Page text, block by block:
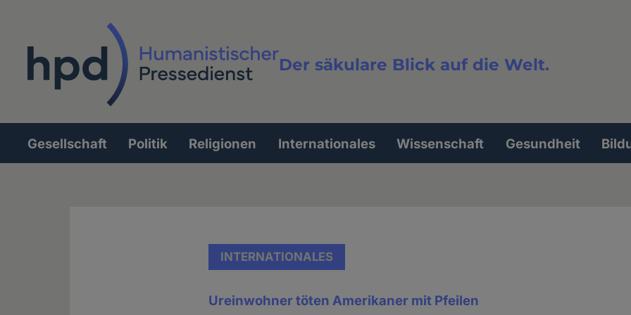
Der säkulare Blick auf die Welt.
Volltextsuche
Hauptnavigation
Gesellschaft Politik Religionen Internationales Wissenschaft Gesundheit
INTERNATIONALES
Ureinwohner töten Amerikaner mit Pfeilen